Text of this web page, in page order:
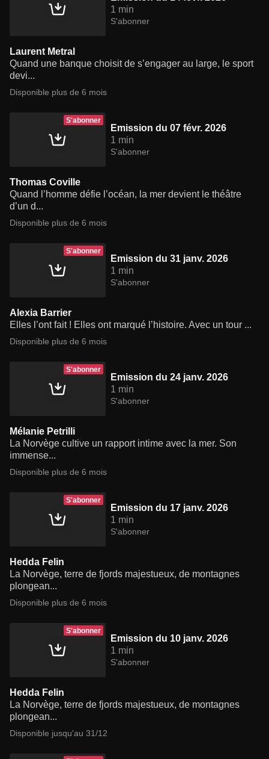
1 min
S'abonner
Laurent Metral
Quand une banque choisit de s’engager au large, le sport
devi...
Disponible plus de 6 mois
S'abonner
Emission du 07 févr. 2026
1 min
S'abonner
Thomas Coville
Quand l’homme défie l’océan, la mer devient le théâtre
d’un d...
Disponible plus de 6 mois
S'abonner
Emission du 31 janv. 2026
1 min
S'abonner
Alexia Barrier
Elles l’ont fait ! Elles ont marqué l’histoire. Avec un tour ...
Disponible plus de 6 mois
S'abonner
Emission du 24 janv. 2026
1 min
S'abonner
Mélanie Petrilli
La Norvège cultive un rapport intime avec la mer. Son
immense...
Disponible plus de 6 mois
S'abonner
Emission du 17 janv. 2026
1 min
S'abonner
Hedda Felin
La Norvège, terre de fjords majestueux, de montagnes
plongean...
Disponible plus de 6 mois
S'abonner
Emission du 10 janv. 2026
1 min
S'abonner
Hedda Felin
La Norvège, terre de fjords majestueux, de montagnes
plongean...
Disponible jusqu'au 31/12